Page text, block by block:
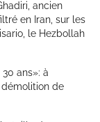
ancien
en Iran, sur les
le Hezbollah
ans»: à
démolition de